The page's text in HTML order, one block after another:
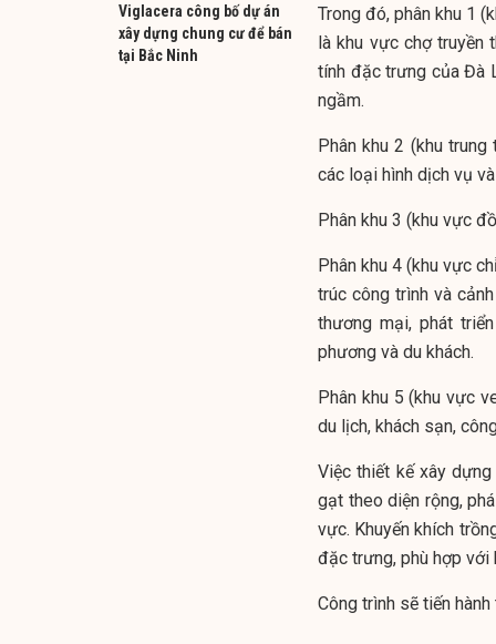
Viglacera công bố dự án
xây dựng chung cư để bán
tại Bắc Ninh
Trong đó, phân khu 1
là khu vực chợ truyền
tính đặc trưng của Đà
ngầm.
Phân khu 2 (khu
các loại hình dịch vụ
Phân khu 3 (khu vực
Phân khu 4 (khu vực
trúc công trình và
thương mại, phát
phương và du khách.
Phân khu 5 (khu vực
du lịch, khách sạn,
Việc thiết kế xây
gạt theo diện rộng,
vực. Khuyến khích
đặc trưng, phù hợp
Công trình sẽ tiến